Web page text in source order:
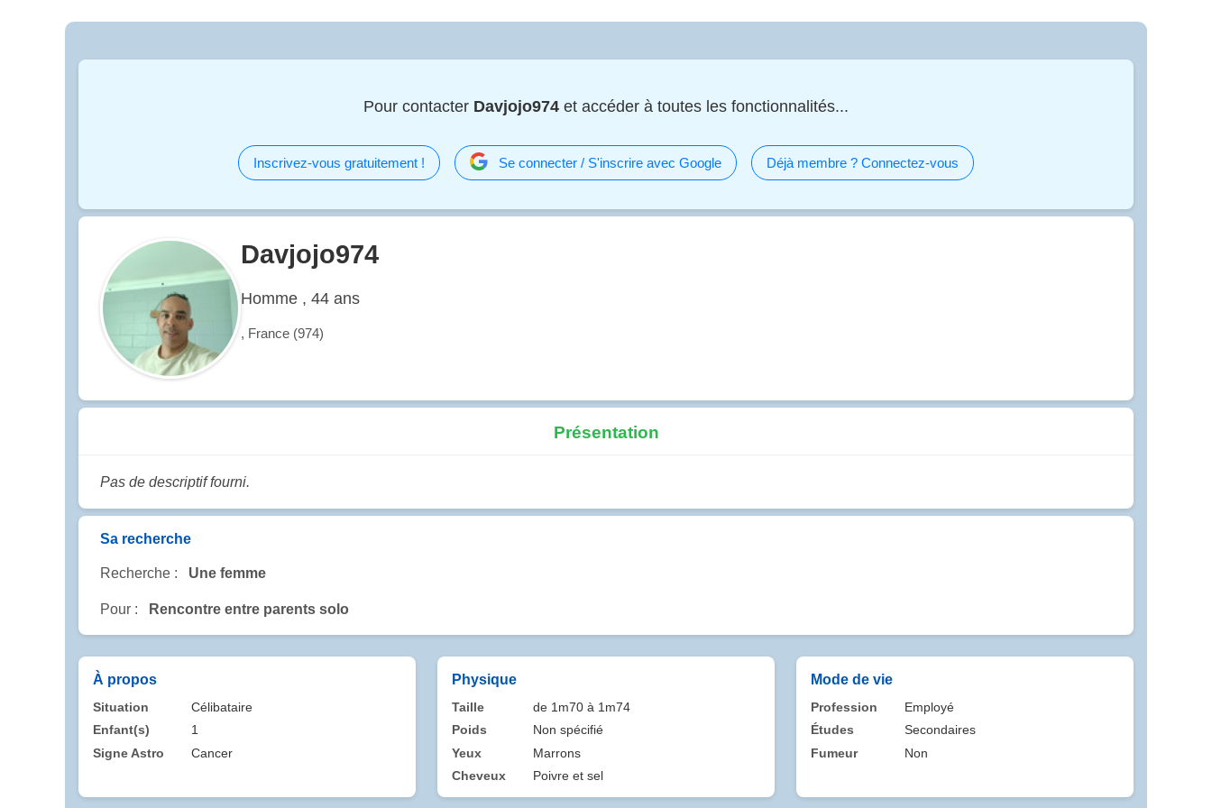
Pour contacter Davjojo974 et accéder à toutes les fonctionnalités...
Inscrivez-vous gratuitement ! Se connecter / S'inscrire avec Google Déjà membre ? Connectez-vous
Davjojo974
Homme , 44 ans
, France (974)
Présentation
Pas de descriptif fourni.
Sa recherche
Recherche : Une femme
Pour : Rencontre entre parents solo
À propos
Situation
Célibataire
Enfant(s)
1
Signe Astro
Cancer
Physique
Taille
de 1m70 à 1m74
Poids
Non spécifié
Yeux
Marrons
Cheveux
Poivre et sel
Mode de vie
Profession
Employé
Études
Secondaires
Fumeur
Non